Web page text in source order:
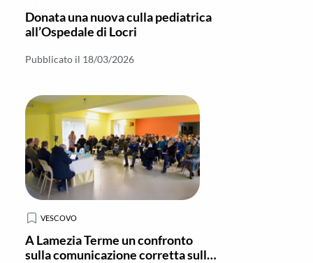
Donata una nuova culla pediatrica
all’Ospedale di Locri
Pubblicato il 18/03/2026
VESCOVO
A Lamezia Terme un confronto
sulla comunicazione corretta sulla